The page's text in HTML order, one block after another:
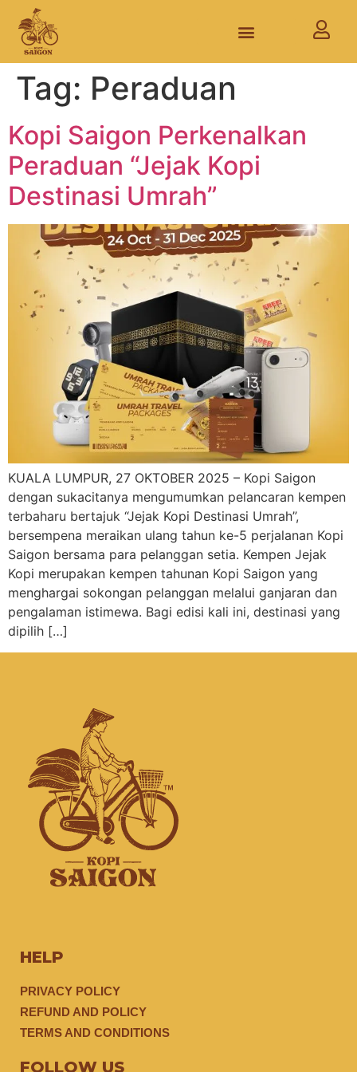
Tag: Peraduan
Kopi Saigon Perkenalkan
Peraduan “Jejak Kopi
Destinasi Umrah”
KUALA LUMPUR, 27 OKTOBER 2025 – Kopi Saigon
dengan sukacitanya mengumumkan pelancaran kempen
terbaharu bertajuk “Jejak Kopi Destinasi Umrah”,
bersempena meraikan ulang tahun ke-5 perjalanan Kopi
Saigon bersama para pelanggan setia. Kempen Jejak
Kopi merupakan kempen tahunan Kopi Saigon yang
menghargai sokongan pelanggan melalui ganjaran dan
pengalaman istimewa. Bagi edisi kali ini, destinasi yang
dipilih […]
HELP
PRIVACY POLICY
REFUND AND POLICY
TERMS AND CONDITIONS
FOLLOW US